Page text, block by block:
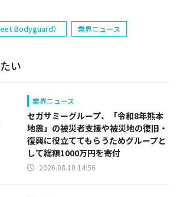
Bodyguard）
業界ニュース
い
業界ニュース
セガサミーグループ、「令和8年熊本
地震」の被災者支援や被災地の復旧・
復興に役立ててもらうためグループと
して総額1000万円を寄付
2026.08.10 14:56